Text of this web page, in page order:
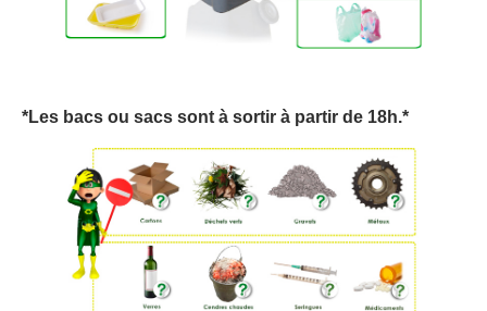
*Les bacs ou sacs sont à sortir à partir de 18h.*